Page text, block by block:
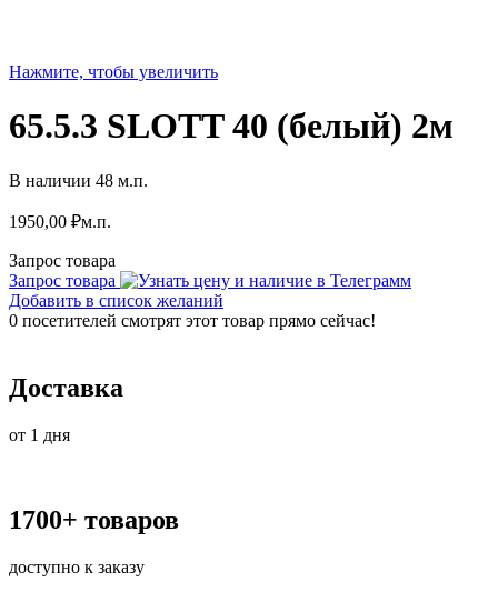
Нажмите, чтобы увеличить
65.5.3 SLOTT 40 (белый) 2м
В наличии 48 м.п.
1950,00 ₽м.п.
Запрос товара
Запрос товара
Добавить в список желаний
0 посетителей смотрят этот товар прямо сейчас!
Доставка
от 1 дня
1700+ товаров
доступно к заказу